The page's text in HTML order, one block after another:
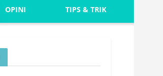
OPINI TIPS & TRIK